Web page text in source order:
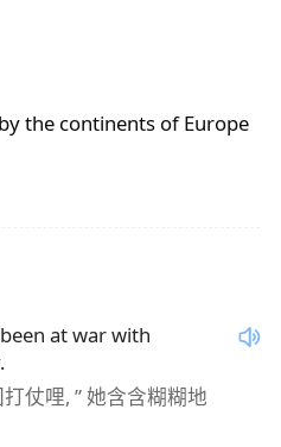
the continents of Europe
at war with
仗哩, ” 她含含糊糊地